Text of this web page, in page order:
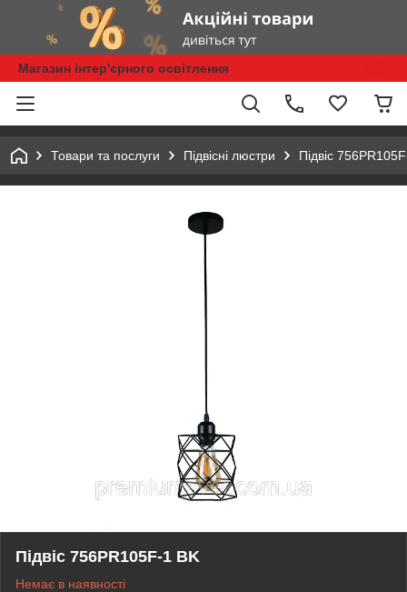
Магазин інтер'єрного освітлення
Товари та послуги Підвісні люстри Підвіс
Підвіс 756PR105F-1 BK
Немає в наявності